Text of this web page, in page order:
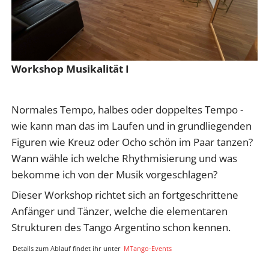
Workshop Musikalität I
Normales Tempo, halbes oder doppeltes Tempo -
wie kann man das im Laufen und in grundliegenden
Figuren wie Kreuz oder Ocho schön im Paar tanzen?
Wann wähle ich welche Rhythmisierung und was
bekomme ich von der Musik vorgeschlagen?
Dieser Workshop richtet sich an fortgeschrittene
Anfänger und Tänzer, welche die elementaren
Strukturen des Tango Argentino schon kennen.
Details zum Ablauf findet ihr unter MTango-Events